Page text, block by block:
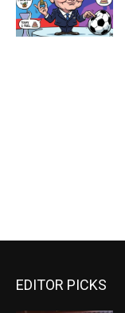
EDITOR PICKS